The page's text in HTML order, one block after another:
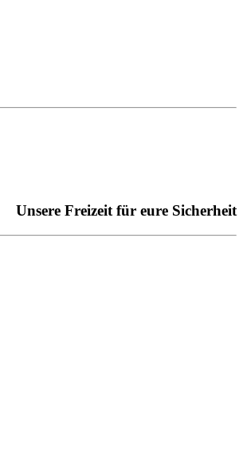
Unsere Freizeit für eure Sicherheit